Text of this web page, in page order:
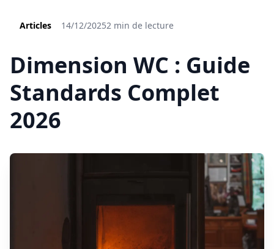
Articles 14/12/20252 min de lecture
Dimension WC : Guide
Standards Complet
2026